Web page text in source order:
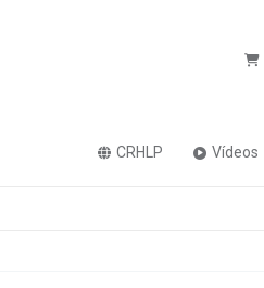
CRHLP Vídeos